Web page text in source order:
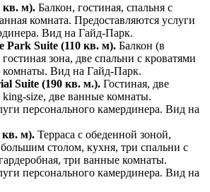
кв. м). Балкон, гостиная, спальня с
комната. Предоставляются услуги
Вид на Гайд-Парк.
Park Suite (110 кв. м). Балкон (в
зона, две спальни с кроватями
комнаты. Вид на Гайд-Парк.
Suite (190 кв. м.). Гостиная, две
king-size, две ванные комнаты.
персонального камердинера. Вид на
кв. м). Терраса с обеденной зоной,
большим столом, кухня, три спальни с
три ванные комнаты.
персонального камердинера. Вид на